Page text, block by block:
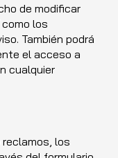
de modificar
los
También podrá
el acceso a
cualquier
los